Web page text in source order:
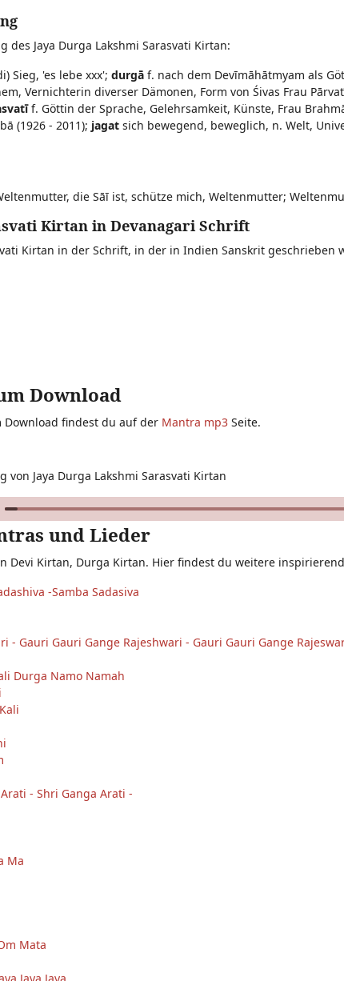
Jaya Durga Lakshmi Sarasvati Kirtan:
Sieg, 'es lebe xxx'; durgā f. nach dem Devīmāhātmyam als
Vernichterin diverser Dämonen, Form von Śivas Frau
f. Göttin der Sprache, Gelehrsamkeit, Künste, Frau
(1926 - 2011); jagat sich bewegend, beweglich, n. Welt,
die Sāī ist, schütze mich, Weltenmutter;
Kirtan in Devanagari Schrift
Kirtan in der Schrift, in der in Indien Sanskrit geschrieben
Download
findest du auf der Mantra mp3 Seite.
Jaya Durga Lakshmi Sarasvati Kirtan
und Lieder
Devi Kirtan, Durga Kirtan. Hier findest du weitere
-Samba Sadasiva
- Gauri Gauri Gange Rajeshwari - Gauri Gauri Gange
Durga Namo Namah
- Shri Ganga Arati -
Ma
Mata